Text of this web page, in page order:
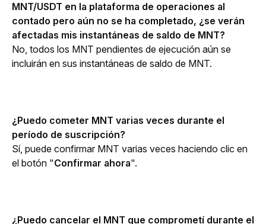
MNT/USDT en la plataforma de operaciones al
contado pero aún no se ha completado, ¿se verán
afectadas mis instantáneas de saldo de MNT?
No, todos los MNT pendientes de ejecución aún se
incluirán en sus instantáneas de saldo de MNT.
¿Puedo cometer MNT varias veces durante el
período de suscripción?
Sí, puede confirmar MNT varias veces haciendo clic en
el botón "Confirmar ahora".
¿Puedo cancelar el MNT que comprometí durante el